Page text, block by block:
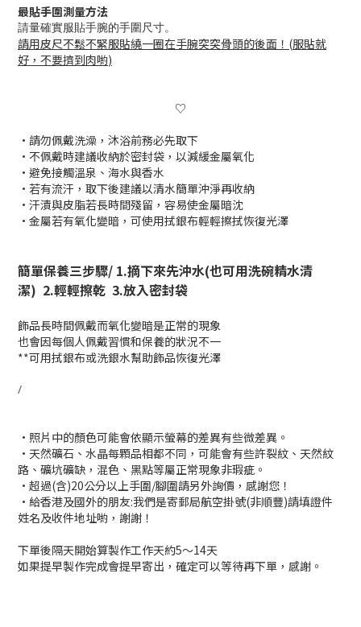
最貼手圍測量方法
請量確實服貼手腕的手圍尺寸。
請用皮尺不鬆不緊服貼繞一圈在手腕突突骨頭的後面！ (服貼就
好，不要擠到肉喲)
♡
•請勿佩戴洗澡，沐浴前務必先取下
• 不佩戴時建議收納於密封袋，以減緩金屬氧化
•避免接觸溫泉、海水與香水
•若有流汗，取下後建議以清水簡單沖淨再收納
•汗漬與皮脂若長時間殘留，容易使金屬暗沈
• 金屬若有氧化變暗，可使用拭銀布輕輕擦拭恢復光澤
簡單保養三步驟/ 1.摘下來先沖水(也可用洗碗精水清
潔) 2.輕輕擦乾 3.放入密封袋
飾品長時間佩戴而氧化變暗是正常的現象
也會因每個人佩戴習慣和保養的狀況不一
**可用拭銀布或洗銀水幫助飾品恢復光澤
/
•照片中的顏色可能會依顯示螢幕的差異有些微差異。
•天然礦石、水晶每顆品相都不同，可能會有些許裂紋、天然紋
路、礦坑礦缺，混色、黑點等屬正常現象非瑕疵。
•超過(含)20公分以上手圍/腳圍請另外詢價，感謝您！
•給香港及國外的朋友:我們是寄郵局航空掛號(非順豐)請填證件
姓名及收件地址喲，謝謝！
下單後隔天開始算製作工作天約5～14天
如果提早製作完成會提早寄出，確定可以等待再下單，感謝。